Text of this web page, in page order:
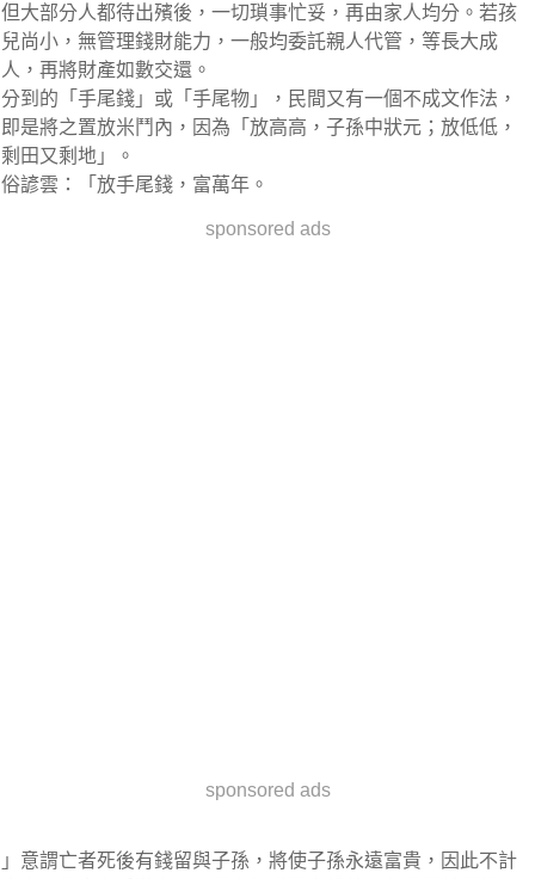
但大部分人都待出殯後，一切瑣事忙妥，再由家人均分。若孩
兒尚小，無管理錢財能力，一般均委託親人代管，等長大成
人，再將財產如數交還。
分到的「手尾錢」或「手尾物」，民間又有一個不成文作法，
即是將之置放米鬥內，因為「放高高，子孫中狀元；放低低，
剩田又剩地」。
俗諺雲：「放手尾錢，富萬年。
sponsored ads
sponsored ads
」意謂亡者死後有錢留與子孫，將使子孫永遠富貴，因此不計